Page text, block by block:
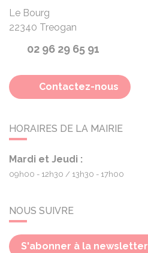
Le Bourg
22340 Treogan
02 96 29 65 91
Contactez-nous
HORAIRES DE LA MAIRIE
Mardi et Jeudi :
09h00 - 12h30 13h30 - 17h00
NOUS SUIVRE
S'abonner à la newsletter